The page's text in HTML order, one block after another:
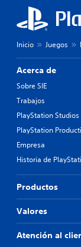
Inicio Juegos
Acerca de
Sobre SIE
Trabajos
PlayStation Studios
PlayStation
Empresa
Historia de
Productos
Valores
Atención al